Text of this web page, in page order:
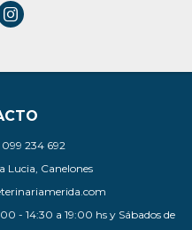
234 692
Lucia, Canelones
- 14:30 a 19:00 hs y Sábados de
